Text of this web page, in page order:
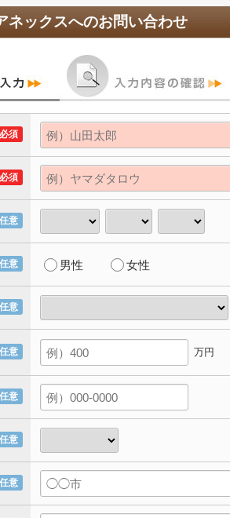
ネックスへのお問い合わせ
必須
必須
任意
任意 男性 女性
任意
任意 万円
任意
任意
任意